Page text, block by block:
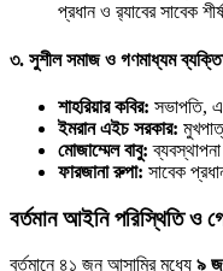
প্রধান ও র‍্যাবের সাবেক
৩. সুশীল সমাজ ও গণমাধ্যম
শাহরিয়ার কবির: সভাপতি,
ইমরান এইচ সরকার:
মোজাম্মেল বাবু:
ফারজানা রুপা: সাবেক
বর্তমান আইনি পরিস্থিতি ও
বর্তমানে ৪১ জন আসামির মধ্যে ৯